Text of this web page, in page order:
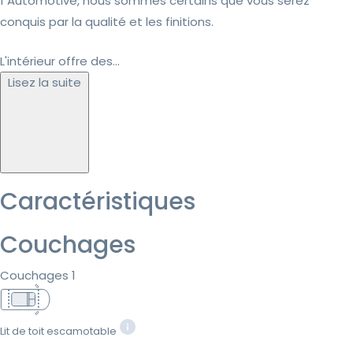
conquis par la qualité et les finitions.
L'intérieur offre des...
Lisez la suite
Caractéristiques
Couchages
Couchages 1
Lit de toit escamotable